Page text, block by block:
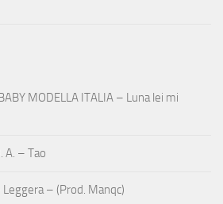
MODELLA ITALIA – Luna lei mi
A. – Tao
Leggera – (Prod. Manqc)